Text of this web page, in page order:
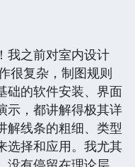
我之前对室内设计
很复杂，制图规则
础的软件安装、界面
示，都讲解得极其详
解线条的粗细、类型
选择和应用。我尤其